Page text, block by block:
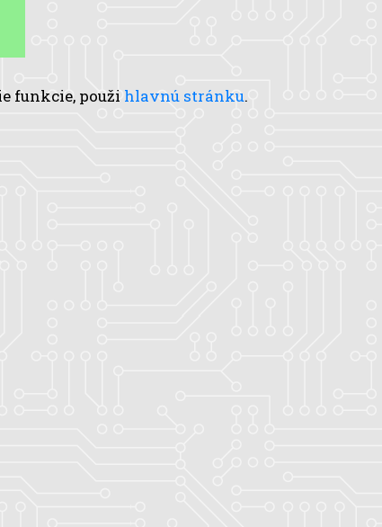
funkcie, použi hlavnú stránku.